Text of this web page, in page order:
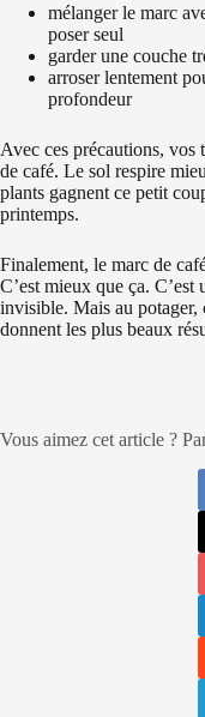
mélanger le marc
poser seul
garder une couche
arroser lentement
profondeur
Avec ces précautions,
de café. Le sol respire
plants gagnent ce petit
printemps.
Finalement, le marc de
C’est mieux que ça.
invisible. Mais au potager,
donnent les plus beaux
Vous aimez cet article ?